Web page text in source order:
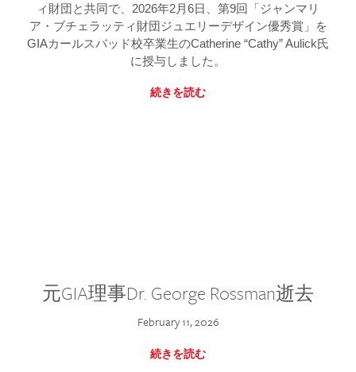
ィ財団と共同で、2026年2月6日、第9回「ジャンマリ
ア・ブチェラッティ財団ジュエリーデザイン優秀賞」を
GIAカールスバッド校卒業生のCatherine “Cathy” Aulick氏
に授与しました。
続きを読む
元GIA理事Dr. George Rossman逝去
February 11, 2026
続きを読む